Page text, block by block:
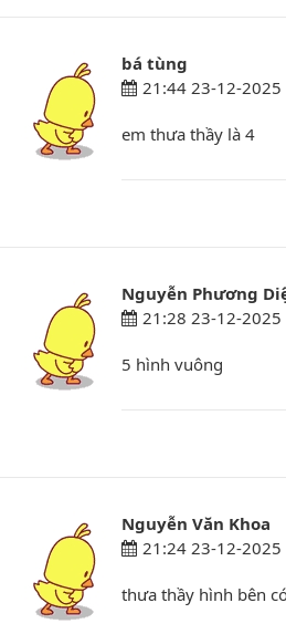
bá tùng
21:44 23-12-2025
em thưa thầy là 4
Nguyễn Phương
21:28 23-12-2025
5 hình vuông
Nguyễn Văn Khoa
21:24 23-12-2025
thưa thầy hình bên